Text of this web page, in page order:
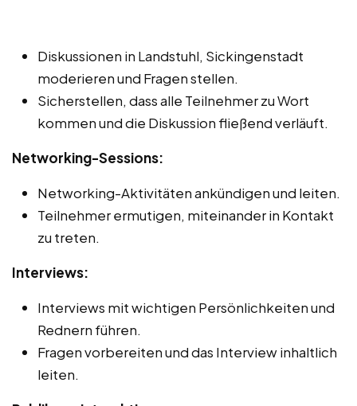
Diskussionen in Landstuhl, Sickingenstadt
moderieren und Fragen stellen.
Sicherstellen, dass alle Teilnehmer zu Wort
kommen und die Diskussion fließend verläuft.
Networking-Sessions:
Networking-Aktivitäten ankündigen und leiten.
Teilnehmer ermutigen, miteinander in Kontakt
zu treten.
Interviews:
Interviews mit wichtigen Persönlichkeiten und
Rednern führen.
Fragen vorbereiten und das Interview inhaltlich
leiten.